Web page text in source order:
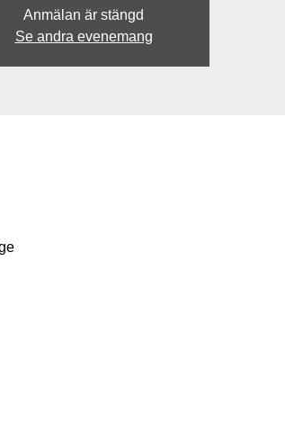
Anmälan är stängd
Se andra evenemang